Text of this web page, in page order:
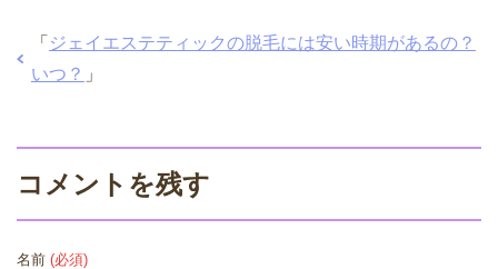
「 ジェイエステティックの脱毛には安い時期があるの？
いつ？ 」
コメントを残す
名前 (必須)